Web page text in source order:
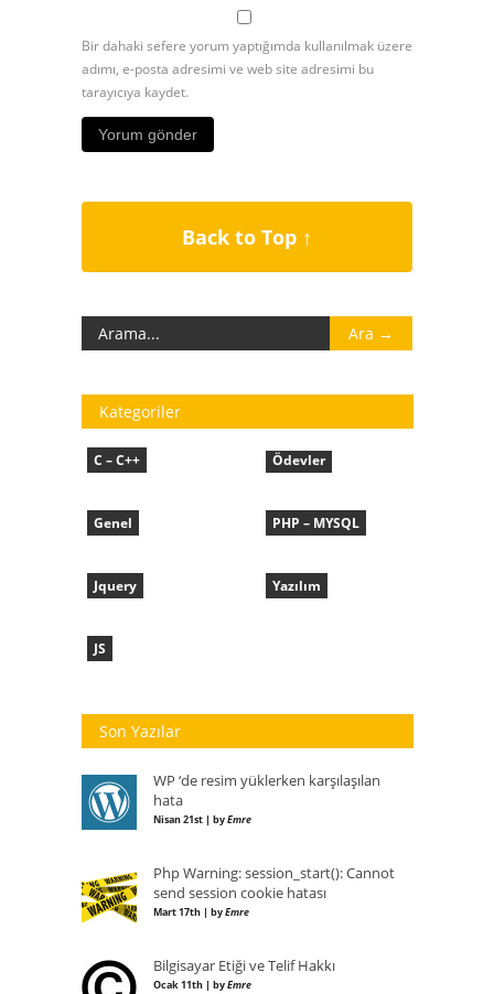
Bir dahaki sefere yorum yaptığımda kullanılmak üzere
adımı, e-posta adresimi ve web site adresimi bu
tarayıcıya kaydet.
Back to Top ↑
Kategoriler
C – C++
Genel
Jquery
JS
Ödevler
PHP – MYSQL
Yazılım
Son Yazılar
WP ‘de resim yüklerken karşılaşılan
hata
Nisan 21st | byEmre
Php Warning: session_start(): Cannot
send session cookie hatası
Mart 17th | byEmre
Bilgisayar Etiği ve Telif Hakkı
Ocak 11th | byEmre